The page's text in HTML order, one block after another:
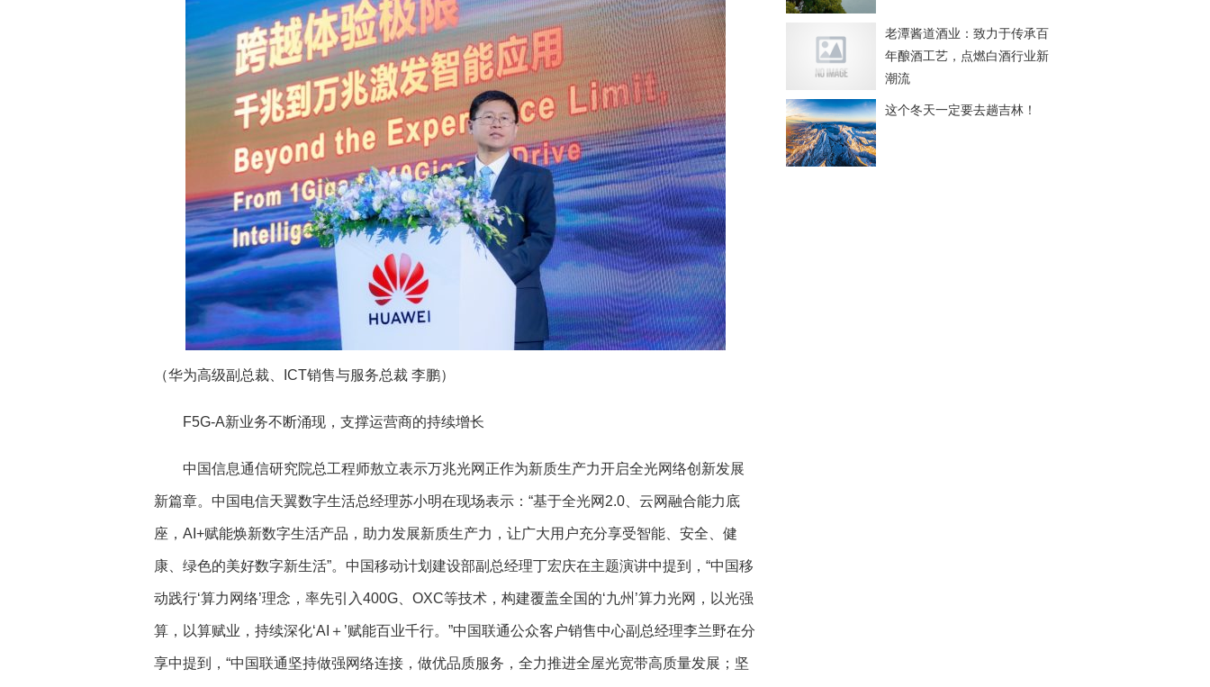
（华为高级副总裁、ICT销售与服务总裁 李鹏）
F5G-A新业务不断涌现，支撑运营商的持续增长
中国信息通信研究院总工程师敖立表示万兆光网正作为新质生产力开启全光网络创新发展
新篇章。中国电信天翼数字生活总经理苏小明在现场表示：“基于全光网2.0、云网融合能力底
座，AI+赋能焕新数字生活产品，助力发展新质生产力，让广大用户充分享受智能、安全、健
康、绿色的美好数字新生活”。中国移动计划建设部副总经理丁宏庆在主题演讲中提到，“中国移
动践行‘算力网络’理念，率先引入400G、OXC等技术，构建覆盖全国的‘九州’算力光网，以光强
算，以算赋业，持续深化‘AI＋’赋能百业千行。”中国联通公众客户销售中心副总经理李兰野在分
享中提到，“中国联通坚持做强网络连接，做优品质服务，全力推进全屋光宽带高质量发展；坚
老潭酱道酒业：致力于传承百
年酿酒工艺，点燃白酒行业新
潮流
这个冬天一定要去趟吉林！